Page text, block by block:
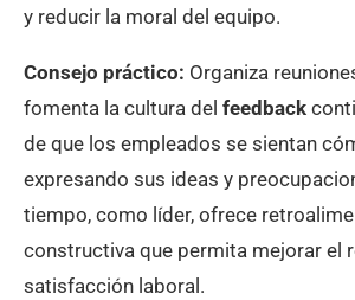
y reducir la moral del equipo.
Consejo práctico: Organiza
fomenta la cultura del feedback
de que los empleados se sientan
expresando sus ideas y
tiempo, como líder, ofrece
constructiva que permita mejorar el
satisfacción laboral.